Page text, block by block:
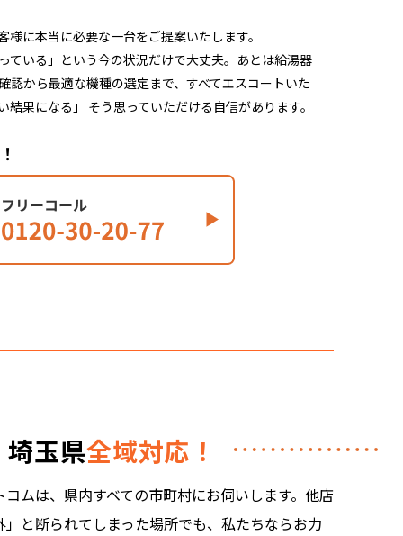
に本当に必要な一台をご提案いたします。
ている」という今の状況だけで大丈夫。あとは給湯器
認から最適な機種の選定まで、すべてエスコートいた
果になる」 そう思っていただける自信があります。
埼玉県全域対応！
ムは、県内すべての市町村にお伺いします。他店
と断られてしまった場所でも、私たちならお力